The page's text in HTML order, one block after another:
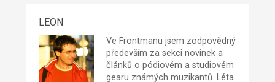
LEON
Ve Frontmanu jsem zodpovědný
především za sekci novinek a
článků o pódiovém a studiovém
gearu známých muzikantů. Léta